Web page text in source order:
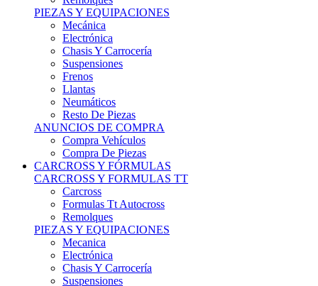
Mecánica
Electrónica
Chasis Y Carrocería
Suspensiones
Frenos
Llantas
Neumáticos
Resto De Piezas
ANUNCIOS DE COMPRA
Compra Vehículos
Compra De Piezas
CARCROSS Y FÓRMULAS
CARCROSS Y FORMULAS TT
Carcross
Formulas Tt Autocross
Remolques
PIEZAS Y EQUIPACIONES
Mecanica
Electrónica
Chasis Y Carrocería
Suspensiones
Frenos